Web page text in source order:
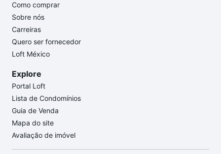
Como comprar
Sobre nós
Carreiras
Quero ser fornecedor
Loft México
Explore
Portal Loft
Lista de Condomínios
Guia de Venda
Mapa do site
Avaliação de imóvel